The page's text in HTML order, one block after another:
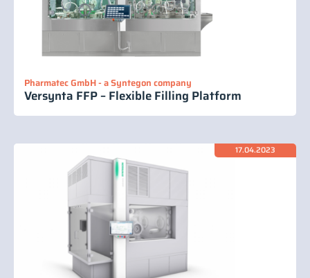
Pharmatec GmbH - a Syntegon company
Versynta FFP – Flexible Filling Platform
17.04.2023